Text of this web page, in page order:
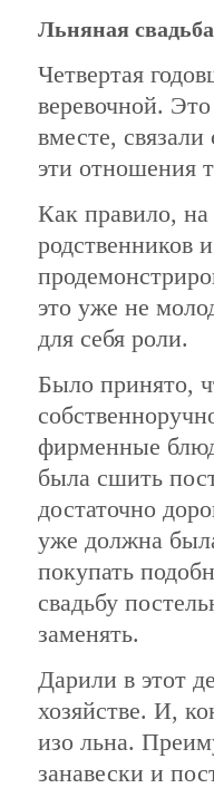
Льняная свадьба
Четвертая
веревочной.
вместе,
эти отношения
Как правило, на
родственников
это уже не
для себя роли.
Было принято,
фирменные
была сшить
достаточно
уже должна
покупать
свадьбу
заменять.
Дарили в этот
хозяйстве. И,
изо льна.
занавески и